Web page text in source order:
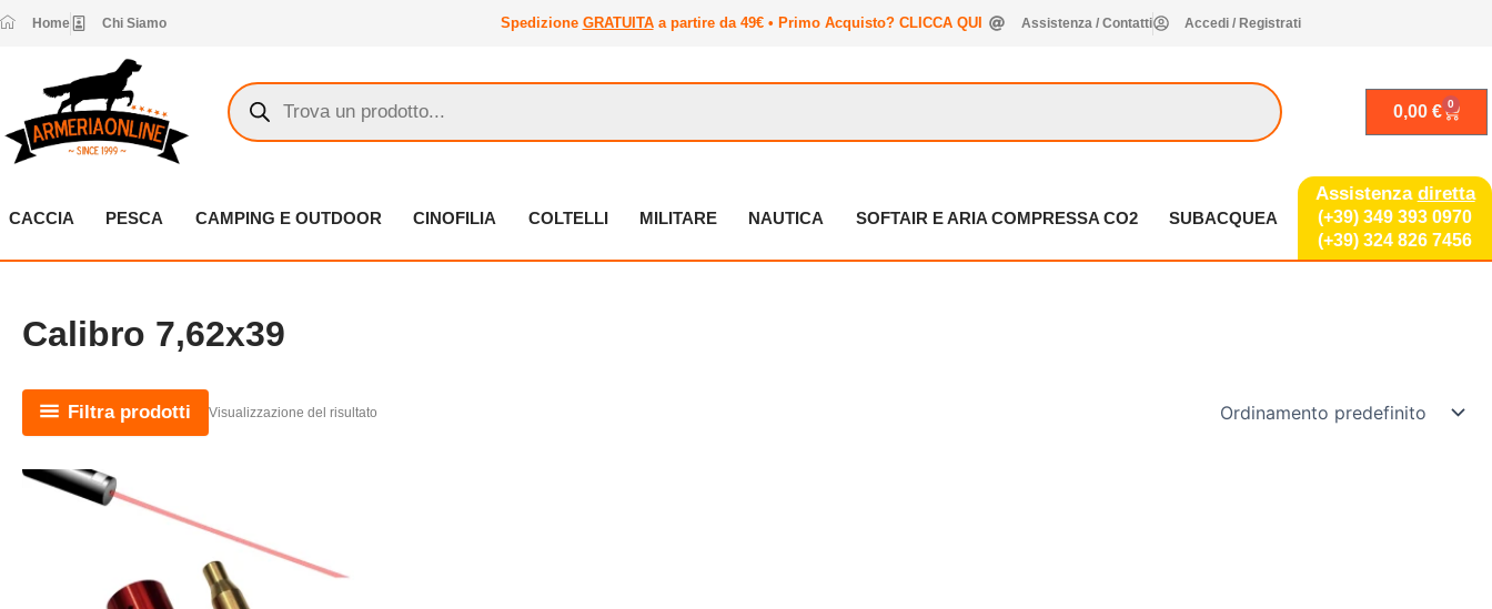
al
Home Chi Siamo Spedizione GRATUITAa partire da 49€ • Primo Acquisto? CLICCA QUI Assistenza / Contatti Accedi / Registrati
Products
search
0,00 € 0
CACCIA PESCA CAMPING E OUTDOOR CINOFILIA COLTELLI MILITARE NAUTICA SOFTAIR E ARIA COMPRESSA CO2 SUBACQUEA
Assistenza diretta
(+39) 349 393 0970
(+39) 324 826 7456
Calibro 7,62x39
Filtra prodotti Visualizzazione del risultato
Le